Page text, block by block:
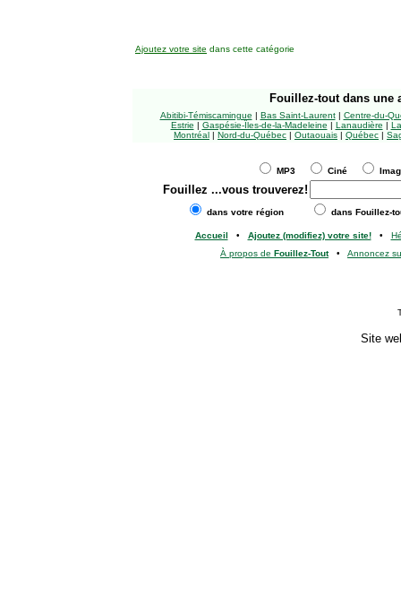
Ajoutez votre site dans cette catégorie
Fouillez-tout dans une
Abitibi-Témiscamingue | Bas Saint-Laurent| Centre-du-
Estrie | Gaspésie-Îles-de-la-Madeleine | Lanaudière |
Montréal | Nord-du-Québec | Outaouais | Québec |
MP3 Ciné
Fouillez ...vous trouverez!
dans votre région dans Fouillez-
Accueil • Ajoutez (modifiez) votre site!•
À propos de Fouillez-Tout• Annoncez
Site